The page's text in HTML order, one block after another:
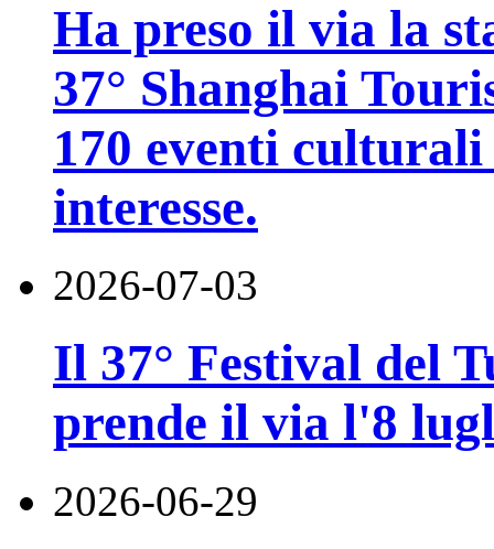
Ha preso il via la
37° Shanghai
170 eventi
interesse.
2026-07-03
Il 37° Festival del
prende il via l'8
2026-06-29